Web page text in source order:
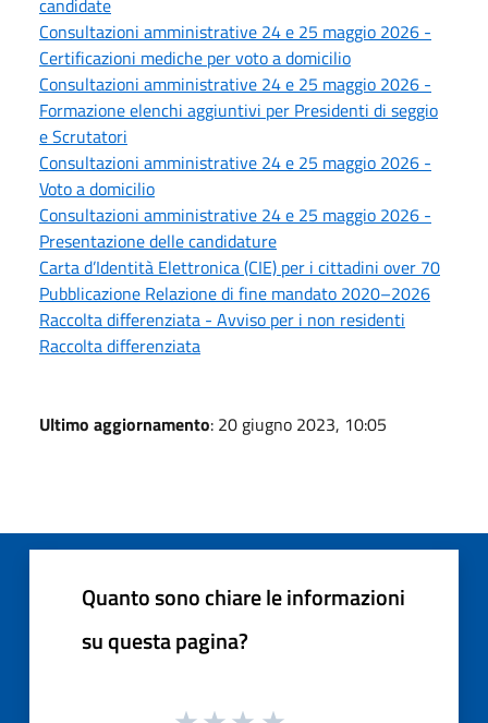
Consultazioni amministrative 24 e 25 maggio 2026 -
Certificazioni mediche per voto a domicilio
Consultazioni amministrative 24 e 25 maggio 2026 -
Formazione elenchi aggiuntivi per Presidenti di seggio
e Scrutatori
Consultazioni amministrative 24 e 25 maggio 2026 -
Voto a domicilio
Consultazioni amministrative 24 e 25 maggio 2026 -
Presentazione delle candidature
Carta d’Identità Elettronica (CIE) per i cittadini over 70
Pubblicazione Relazione di fine mandato 2020–2026
Raccolta differenziata - Avviso per i non residenti
Raccolta differenziata
Ultimo aggiornamento: 20 giugno 2023, 10:05
Quanto sono chiare le informazioni
su questa pagina?